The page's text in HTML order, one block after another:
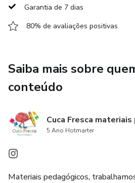
Garantia de 7 dias
80% de avaliações positivas
Saiba mais sobre
conteúdo
Cuca Fresca
5 Ano Hotmarter
Materiais pedagógicos,